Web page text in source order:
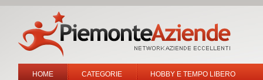
HOME CATEGORIE HOBBY E TEMPO LIBERO